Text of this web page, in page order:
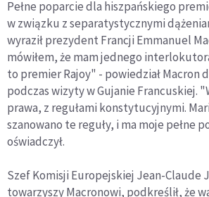
Pełne poparcie dla hiszpańskiego
w związku z separatystycznymi
wyraził prezydent Francji Emmanuel
mówiłem, że mam jednego
to premier Rajoy" - powiedział Macron
podczas wizyty w Gujanie Francuskiej.
prawa, z regułami konstytucyjnymi.
szanowano te reguły, i ma moje pełne
oświadczył.
Szef Komisji Europejskiej Jean-Claude
towarzyszy Macronowi, podkreślił, że